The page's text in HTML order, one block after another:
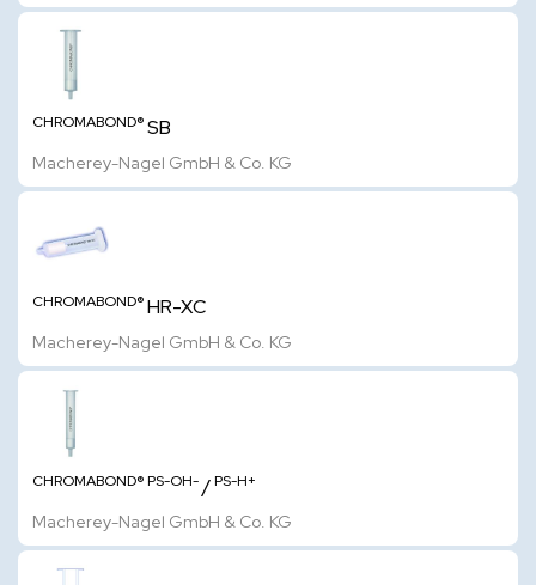
CHROMABOND®SB
Macherey-Nagel GmbH & Co. KG
CHROMABOND®HR-XC
Macherey-Nagel GmbH & Co. KG
CHROMABOND®PS-OH-/PS-H+
Macherey-Nagel GmbH & Co. KG